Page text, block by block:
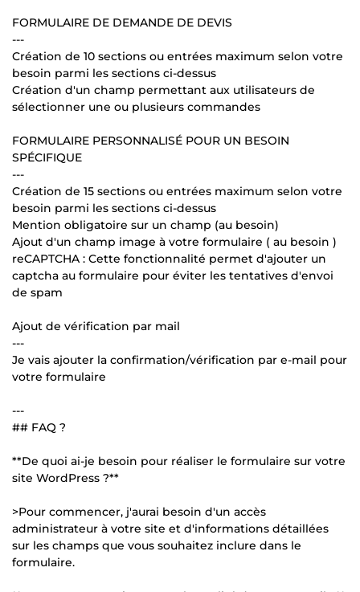
FORMULAIRE DE DEMANDE DE DEVIS
---
Création de 10 sections ou entrées maximum selon votre
besoin parmi les sections ci-dessus
Création d'un champ permettant aux utilisateurs de
sélectionner une ou plusieurs commandes
FORMULAIRE PERSONNALISÉ POUR UN BESOIN
SPÉCIFIQUE
---
Création de 15 sections ou entrées maximum selon votre
besoin parmi les sections ci-dessus
Mention obligatoire sur un champ (au besoin)
Ajout d'un champ image à votre formulaire ( au besoin )
reCAPTCHA : Cette fonctionnalité permet d'ajouter un
captcha au formulaire pour éviter les tentatives d'envoi
de spam
Ajout de vérification par mail
---
Je vais ajouter la confirmation/vérification par e-mail pour
votre formulaire
---
## FAQ ?
**De quoi ai-je besoin pour réaliser le formulaire sur votre
site WordPress ?**
>Pour commencer, j'aurai besoin d'un accès
administrateur à votre site et d'informations détaillées
sur les champs que vous souhaitez inclure dans le
formulaire.